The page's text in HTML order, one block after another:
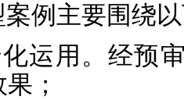
案例主要围绕
运用。经预
；